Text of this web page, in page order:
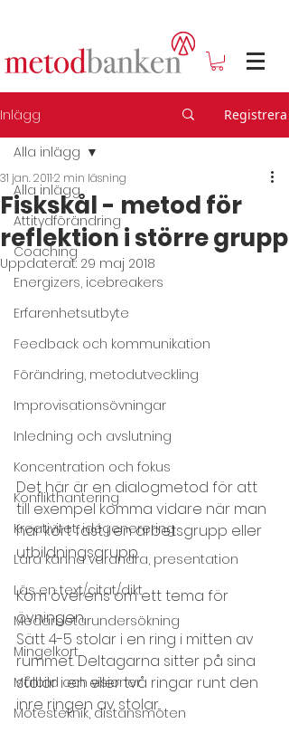
Inlägg Registrera
Alla inlägg
Attitydförändring
Coaching
Energizers, icebreakers
Erfarenhetsutbyte
Feedback och kommunikation
Förändring, metodutveckling
Improvisationsövningar
Inledning och avslutning
Koncentration och fokus
Konflikthantering
Kreativitet, idégenerering
Lära känna varandra, presentation
Läs en text/citat/dikt
Medarbetarundersökning
Mingelkort
Målbild och visioner
Mötesteknik, distansmöten
Alla inlägg
Fiskskål - metod för
reflektion i större grupp
31 jan. 20112 min läsning
Uppdaterat: 29 maj 2018
Det här är en dialogmetod för att
till exempel komma vidare när man
har kört fast i en arbetsgrupp eller
utbildningsgrupp.
Kom överens om ett tema för
övningen.
Sätt 4-5 stolar i en ring i mitten av
rummet. Deltagarna sitter på sina
stolar i en eller två ringar runt den
inre ringen av stolar.